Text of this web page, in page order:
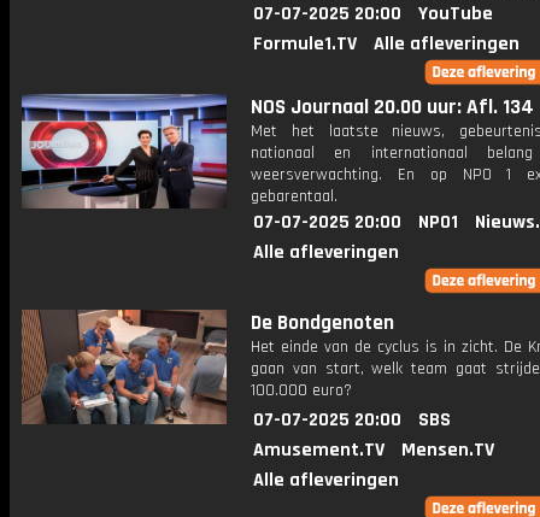
07-07-2025 20:00
YouTube
Formule1.TV
Alle afleveringen
NOS Journaal 20.00 uur: Afl. 134
Met het laatste nieuws,
nationaal en internationaal
weersverwachting. En op NPO 1
gebarentaal.
07-07-2025 20:00 NPO1
Alle afleveringen
De Bondgenoten
Het einde van de cyclus is in zicht. De
gaan van start, welk team gaat
100.000 euro?
07-07-2025 20:00
SBS
Amusement.TV
Mensen.TV
Alle afleveringen